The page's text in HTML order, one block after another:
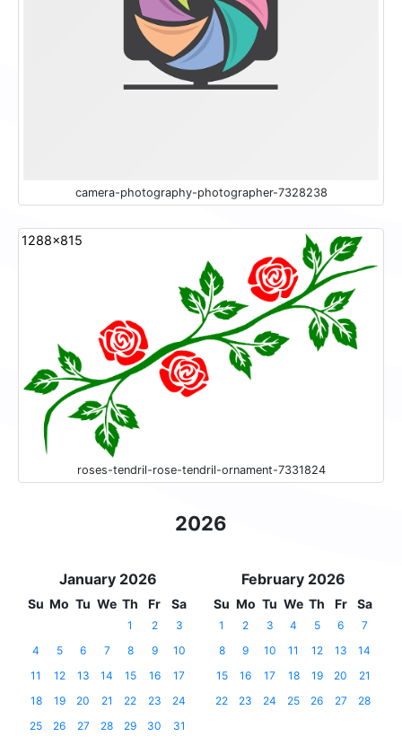
camera-photography-photographer-7328238
1288x815
roses-tendril-rose-tendril-ornament-7331824
2026
January 2026
Su Mo Tu We Th Fr Sa
1 2
3
4
5 6 7 8 9
10
11
12 13 14 15 16
17
18
19 20 21 22 23
24
25
26 27 28 29 30 31
February 2026
Su Mo Tu We Th Fr Sa
1 2 3 4 5 6
7
8
9 10 11 12 13
14
15
16 17 18 19 20
21
22
23 24 25 26 27 28